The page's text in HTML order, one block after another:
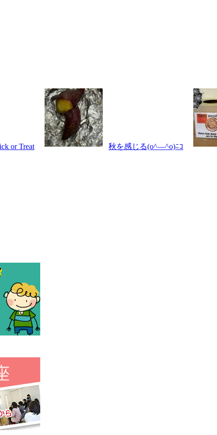
or Treat 秋を感じる(o^―^o)ﾆｺ